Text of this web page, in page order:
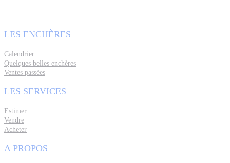
LES ENCHÈRES
Calendrier
Quelques belles enchères
Ventes passées
LES SERVICES
Estimer
Vendre
Acheter
A PROPOS